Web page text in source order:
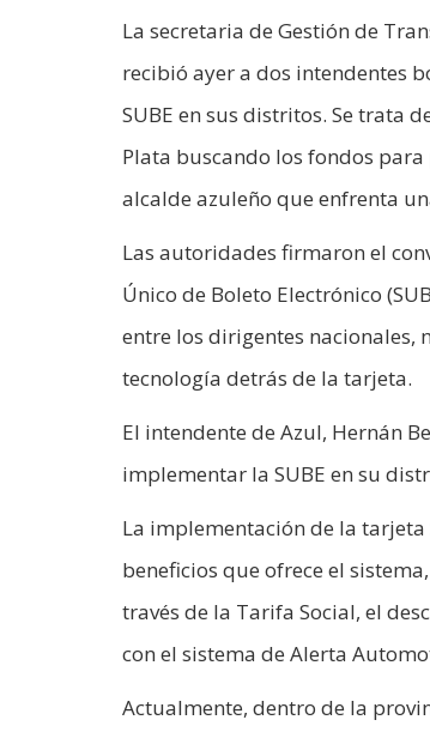
La secretaria de Gestión de
recibió ayer a dos intendentes
SUBE en sus distritos. Se trata
Plata buscando los fondos
alcalde azuleño que enfrenta
Las autoridades firmaron el
Único de Boleto Electrónico
entre los dirigentes nacionales,
tecnología detrás de la tarjeta.
El intendente de Azul, Hernán
implementar la SUBE en su
La implementación de la
beneficios que ofrece el
través de la Tarifa Social, el
con el sistema de Alerta
Actualmente, dentro de la